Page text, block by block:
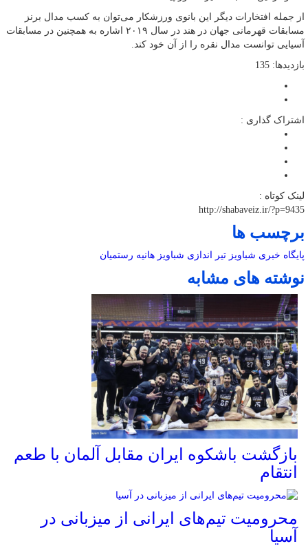
از جمله افتخارات دیگر این بانوی ورزشکار می‌توان به کسب مدال برنز
مسابقات قهرمانی جهان در هند در سال ۲۰۱۹ اشاره به همچنین در مسابقات
آسیایی توانست مدال نقره را از آن خود کند.
بازدیدها: 135
اشتراک گذاری :
لینک کوتاه :
http://shabaveiz.ir/?p=9435
برچسب ها
پایگاه خبری شباویز تیر اندازی شباویز هانیه رستمیان
نوشته های مشابه
بازگشت باشکوه ایران مقابل آلمان با طعم
انتقام
محرومیت تیم‌های ایرانی از میزبانی در
آسیا